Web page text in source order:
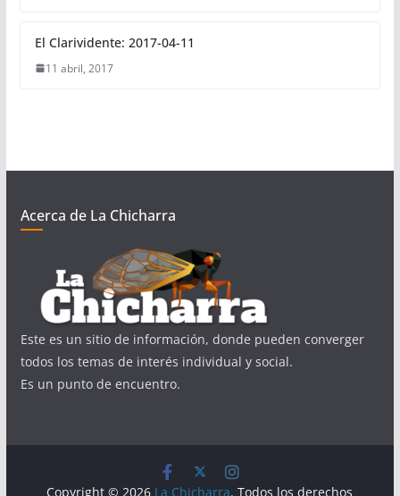
El Clarividente: 2017-04-11
11 abril, 2017
Acerca de La Chicharra
Este es un sitio de información, donde pueden converger
todos los temas de interés individual y social.
Es un punto de encuentro.
Copyright © 2026 La Chicharra. Todos los derechos